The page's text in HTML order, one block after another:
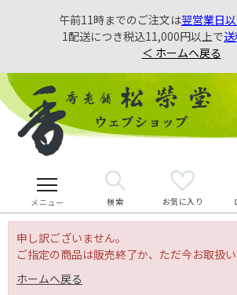
午前11時までのご注文は翌営業日
1配送につき税込11,000円以上で
＜ ホームへ戻る
メニュー 検索 お気に入り
申し訳ございません。
ご指定の商品は販売終了か、ただ今お取扱い
ホームへ戻る